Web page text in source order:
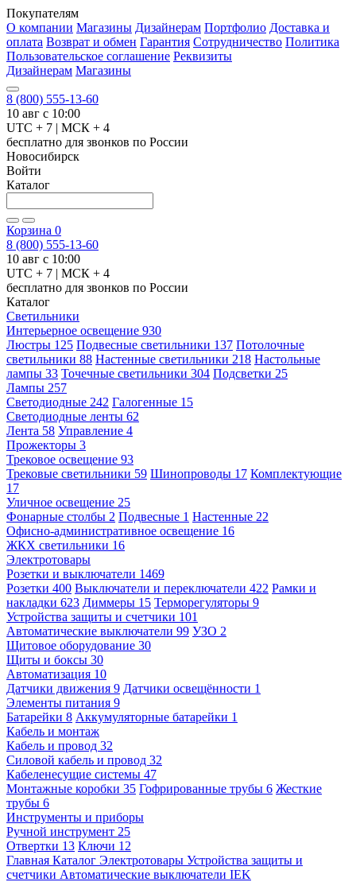
Покупателям
О компании Магазины Дизайнерам Портфолио Доставка и
оплата Возврат и обмен Гарантия Сотрудничество Политика
Пользовательское соглашение Реквизиты
Дизайнерам Магазины
8 (800) 555-13-60
10 авг с 10:00
UTC + 7 | МСК + 4
бесплатно для звонков по России
Новосибирск
Войти
Каталог
Корзина 0
8 (800) 555-13-60
10 авг с 10:00
UTC + 7 | МСК + 4
бесплатно для звонков по России
Каталог
Светильники
Интерьерное освещение 930
Люстры 125 Подвесные светильники 137 Потолочные
светильники 88 Настенные светильники 218 Настольные
лампы 33 Точечные светильники 304 Подсветки 25
Лампы 257
Светодиодные 242 Галогенные 15
Светодиодные ленты 62
Лента 58 Управление 4
Прожекторы 3
Трековое освещение 93
Трековые светильники 59 Шинопроводы 17 Комплектующие
17
Уличное освещение 25
Фонарные столбы 2 Подвесные 1 Настенные 22
Офисно-административное освещение 16
ЖКХ светильники 16
Электротовары
Розетки и выключатели 1469
Розетки 400 Выключатели и переключатели 422 Рамки и
накладки 623 Диммеры 15 Терморегуляторы 9
Устройства защиты и счетчики 101
Автоматические выключатели 99 УЗО 2
Щитовое оборудование 30
Щиты и боксы 30
Автоматизация 10
Датчики движения 9 Датчики освещённости 1
Элементы питания 9
Батарейки 8 Аккумуляторные батарейки 1
Кабель и монтаж
Кабель и провод 32
Силовой кабель и провод 32
Кабеленесущие системы 47
Монтажные коробки 35 Гофрированные трубы 6 Жесткие
трубы 6
Инструменты и приборы
Ручной инструмент 25
Отвертки 13 Ключи 12
Главная Каталог Электротовары Устройства защиты и
счетчики Автоматические выключатели IEK